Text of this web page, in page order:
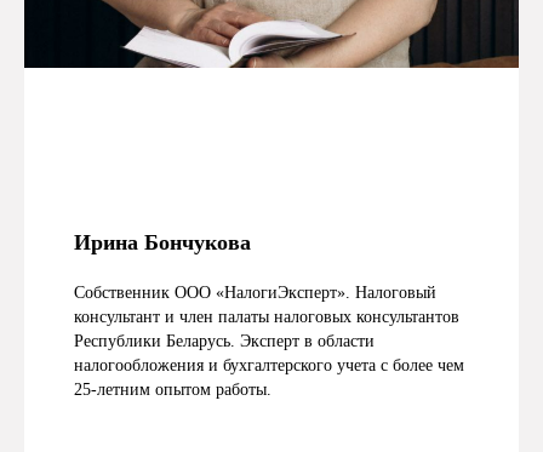
Ирина Бончукова
Собственник ООО «НалогиЭксперт». Налоговый
консультант и член палаты налоговых консультантов
Республики Беларусь. Эксперт в области
налогообложения и бухгалтерского учета с более чем
25-летним опытом работы.